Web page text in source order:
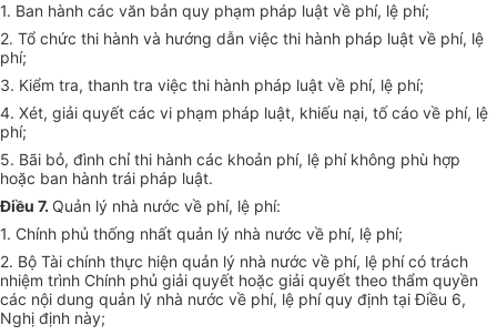
1. Ban hành các văn bản quy phạm pháp luật về phí, lệ phí;
2. Tổ chức thi hành và hướng dẫn việc thi hành pháp luật về phí, lệ
phí;
3. Kiểm tra, thanh tra việc thi hành pháp luật về phí, lệ phí;
4. Xét, giải quyết các vi phạm pháp luật, khiếu nại, tố cáo về phí, lệ
phí;
5. Bãi bỏ, đình chỉ thi hành các khoản phí, lệ phí không phù hợp
hoặc ban hành trái pháp luật.
Điều 7. Quản lý nhà nước về phí, lệ phí:
1. Chính phủ thống nhất quản lý nhà nước về phí, lệ phí;
2. Bộ Tài chính thực hiện quản lý nhà nước về phí, lệ phí có trách
nhiệm trình Chính phủ giải quyết hoặc giải quyết theo thẩm quyền
các nội dung quản lý nhà nước về phí, lệ phí quy định tại Điều 6,
Nghị định này;